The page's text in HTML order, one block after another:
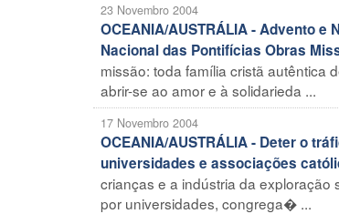
23 Novembro 2004
OCEANIA/AUSTRÁLIA - Advento
Nacional das Pontifícias Obras
missão: toda família cristã autêntica
abrir-se ao amor e à solidarieda ...
17 Novembro 2004
OCEANIA/AUSTRÁLIA - Deter o
universidades e associações
crianças e a indústria da exploração
por universidades, congrega� ...